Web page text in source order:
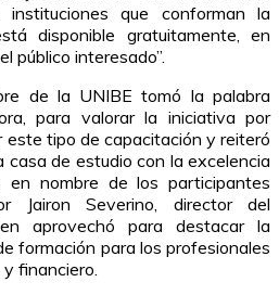
que conforman la
disponible gratuitamente, en
público interesado”.
de la UNIBE tomó la palabra
para valorar la iniciativa por
este tipo de capacitación y reiteró
casa de estudio con la excelencia
en nombre de los participantes
Jairon Severino, director del
aprovechó para destacar la
formación para los profesionales
financiero.